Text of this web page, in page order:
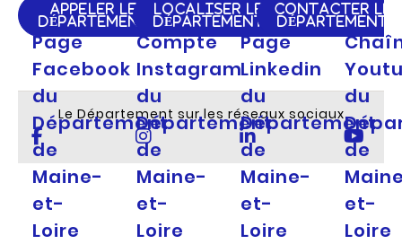
APPELER LE
DÉPARTEMENT
LOCALISER LE
DÉPARTEMENT
CONTACTER LE
DÉPARTEMENT
Le Département sur les réseaux sociaux
Page
Facebook
du
Département
de
Maine-
et-
Loire
Compte
Instagram
du
Département
de
Maine-
et-
Loire
Page
Linkedin
du
Département
de
Maine-
et-
Loire
du
de
et-
Loire